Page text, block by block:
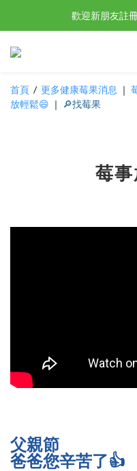
野櫻莓醋-不
歡迎新朋友註
野櫻莓醋-不
首頁 / 更多健康莓果消息 ｜
放輕鬆😄 ｜ 🔎找莓果
莓
父親節
爸爸您辛苦了👍